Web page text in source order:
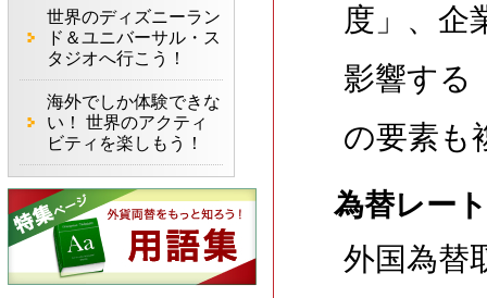
度」、企
影響する
の要素も
為替レー
外国為替
世界のディズニーラン
ド＆ユニバーサル・ス
タジオへ行こう！
海外でしか体験できな
い！ 世界のアクティ
ビティを楽しもう！